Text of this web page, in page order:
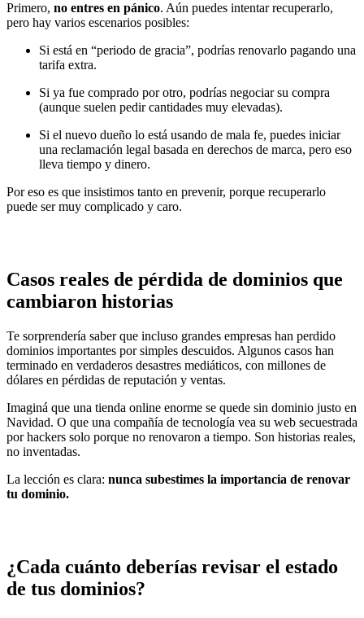
Primero, no entres en pánico. Aún puedes intentar recuperarlo,
pero hay varios escenarios posibles:
Si está en “periodo de gracia”, podrías renovarlo pagando una
tarifa extra.
Si ya fue comprado por otro, podrías negociar su compra
(aunque suelen pedir cantidades muy elevadas).
Si el nuevo dueño lo está usando de mala fe, puedes iniciar
una reclamación legal basada en derechos de marca, pero eso
lleva tiempo y dinero.
Por eso es que insistimos tanto en prevenir, porque recuperarlo
puede ser muy complicado y caro.
Casos reales de pérdida de dominios que
cambiaron historias
Te sorprendería saber que incluso grandes empresas han perdido
dominios importantes por simples descuidos. Algunos casos han
terminado en verdaderos desastres mediáticos, con millones de
dólares en pérdidas de reputación y ventas.
Imaginá que una tienda online enorme se quede sin dominio justo en
Navidad. O que una compañía de tecnología vea su web secuestrada
por hackers solo porque no renovaron a tiempo. Son historias reales,
no inventadas.
La lección es clara: nunca subestimes la importancia de renovar
tu dominio.
¿Cada cuánto deberías revisar el estado
de tus dominios?